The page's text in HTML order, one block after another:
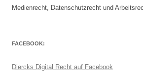
Medienrecht, Datenschutzrecht und
FACEBOOK:
Diercks Digital Recht auf Facebook